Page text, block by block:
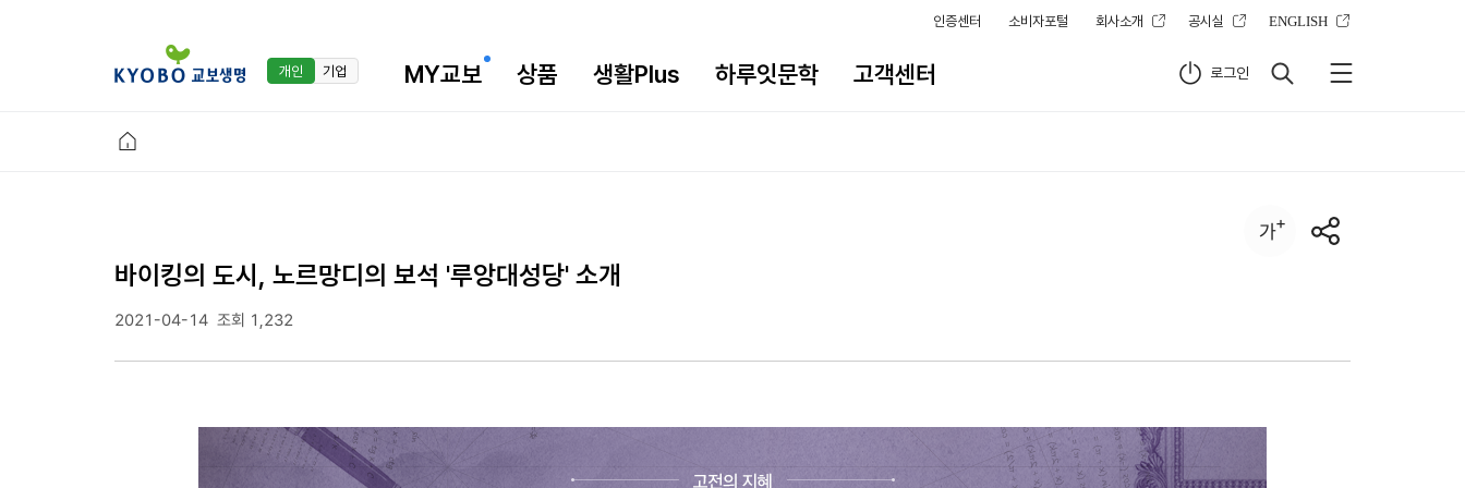
인증센터 소비자포털 회사소개 공시실 ENGLISH
개인 기업 MY교보 상품 생활Plus 하루잇문학 고객센터 로그인
바이킹의 도시, 노르망디의 보석 '루앙대성당' 소개
2021-04-14 조회 1,232